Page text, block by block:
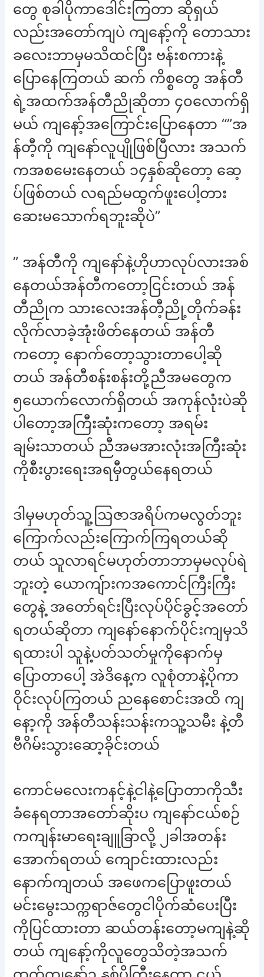
တွေ စုခါပိုကာဒေါင်းကြတာ ဆိုရှယ်
လည်းအတော်ကျပဲ ကျနော့်ကို တောသား
ခလေးဘာမှမသိထင်ပြီး ဗန်းစကားနဲ့
ပြောနေကြတယ် ဆက် ကိစ္စတွေ အန်တီ
ရဲ့အထက်အန်တီညိုဆိုတာ ၄၀လောက်ရှိ
မယ် ကျနော့်အကြောင်းပြောနေတာ “”အ
န်တီ့ကို ကျနော်လူပျိုဖြစ်ပြီလား အသက်
ကအစမေးနေတယ် ၁၄နှစ်ဆိုတော့ ဆေ့
ပ်ဖြစ်တယ် လရည်မထွက်ဖူးပေါ့တား
ဆေးမသောက်ရဘူးဆိုပဲ”
” အန်တီကို ကျနော်နဲ့ဟိုဟာလုပ်လားအစ်
နေတယ်အန်တီကတော့ငြင်းတယ် အန်
တီညိုက သားလေးအန်တီ့ညို့တိုက်ခန်း
လိုက်လာခဲ့အုံးဖိတ်နေတယ် အန်တီ
ကတော့ နောက်တော့သွားတာပေါ့ဆို
တယ် အန်တီစန်းစန်းတို့ညီအမတွေက
၅ယောက်လောက်ရှိတယ် အကုန်လုံးပဲဆို
ပါတော့အကြီးဆုံးကတော့ အရမ်း
ချမ်းသာတယ် ညီအမအားလုံးအကြီးဆုံး
ကိုစီးပွားရေးအရမှီတွယ်နေရတယ်
ဒါမှမဟုတ်သူ့ဩဇာအရိပ်ကမလွတ်ဘူး
ကြောက်လည်းကြောက်ကြရတယ်ဆို
တယ် သူလာရင်မဟုတ်တာဘာမှမလုပ်ရဲ
ဘူးတဲ့ ယောကျ်ားကအကောင်ကြီးကြီး
တွေနဲ့ အတော်ရင်းပြီးလုပ်ပိုင်ခွင့်အတော်
ရတယ်ဆိုတာ ကျနော်နောက်ပိုင်းကျမှသိ
ရထားပါ သူနဲ့ပတ်သတ်မှုကိုနောက်မှ
ပြောတာပေါ့ အဲဒိနေ့က လူစုံတာနဲ့ပိုကာ
ဝိုင်းလုပ်ကြတယ် ညနေစောင်းအထိ ကျ
နော့ကို အန်တီသန်းသန်းကသူ့သမီး နဲ့တီ
ဗီဂိမ်းသွားဆော့ခိုင်းတယ်
ကောင်မလေးကနင့်နဲ့ငါနဲ့ပြောတာကိုသီး
ခံနေရတာအတော်ဆိုးပ ကျနော်ငယ်စဉ်
ကကျန်းမာရေးချူခြာလို့ ၂ခါအတန်း
အောက်ရတယ် ကျောင်းထားလည်း
နောက်ကျတယ် အဖေကပြောဖူးတယ်
မင်းမွေးသက္ကရာဇ်တွေငါပိုက်ဆံပေးပြီး
ကိုပြင်ထားတာ ဆယ်တန်းတော့မကျနဲ့ဆို
တယ် ကျနော့်ကိုလူတွေသိတဲ့အသက်